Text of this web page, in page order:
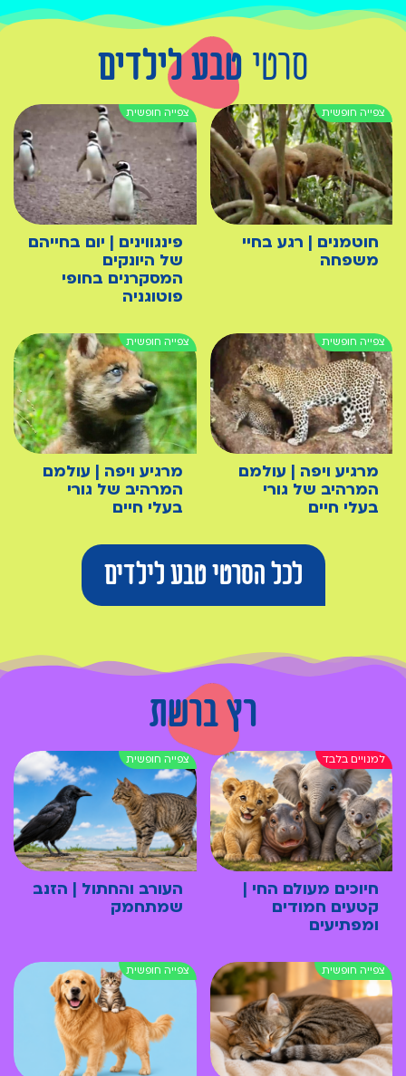
סרטי טבע לילדים
חוטמנים | רגע בחיי
משפחה
פינגווינים | יום בחייהם
של היונקים
המסקרנים בחופי
פוטוגניה
מרגיע ויפה | עולמם
המרהיב של גורי
בעלי חיים
מרגיע ויפה | עולמם
המרהיב של גורי
בעלי חיים
לכל הסרטי טבע לילדים
רץ ברשת
חיוכים מעולם החי |
קטעים חמודים
ומפתיעים
העורב והחתול | הזנב
שמתחמק